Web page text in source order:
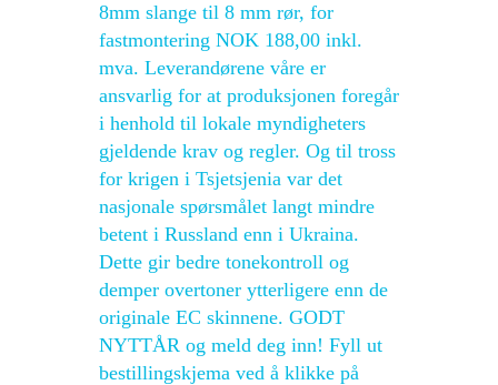
8mm slange til 8 mm rør, for
fastmontering NOK 188,00 inkl.
mva. Leverandørene våre er
ansvarlig for at produksjonen foregår
i henhold til lokale myndigheters
gjeldende krav og regler. Og til tross
for krigen i Tsjetsjenia var det
nasjonale spørsmålet langt mindre
betent i Russland enn i Ukraina.
Dette gir bedre tonekontroll og
demper overtoner ytterligere enn de
originale EC skinnene. GODT
NYTTÅR og meld deg inn! Fyll ut
bestillingskjema ved å klikke på